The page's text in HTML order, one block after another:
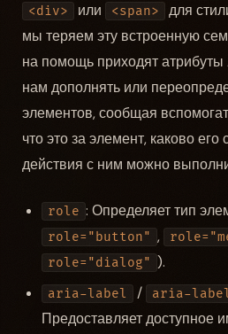
<div> или <span>
для
мы теряем эту встроенную
на помощь приходят атрибуты
нам дополнять или
элементов, сообщая
что это за элемент, каково его
действия с ним можно
role : Определяет тип
role="button" ,
role="dialog" ).
aria-label / aria-
Предоставляет доступное